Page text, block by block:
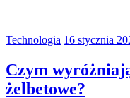
Technologia 16 stycznia
Czym
żelbetowe?